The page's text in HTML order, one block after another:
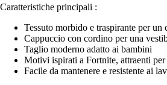
Caratteristiche principali :
Tessuto morbido e traspirante per un
Cappuccio con cordino per una
Taglio moderno adatto ai bambini
Motivi ispirati a Fortnite, attraenti
Facile da mantenere e resistente ai